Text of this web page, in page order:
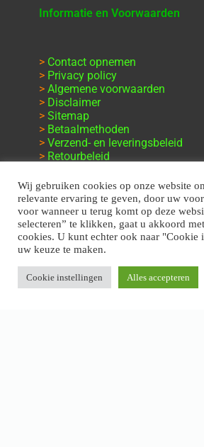
Informatie en Voorwaarden
> Contact opnemen
> Privacy policy
> Algemene voorwaarden
> Disclaimer
> Sitemap
> Betaalmethoden
> Verzend- en leveringsbeleid
> Retourbeleid
Wij gebruiken cookies op onze website
relevante ervaring te geven, door uw
voor wanneer u terug komt op deze
selecteren” te klikken, gaat u akkoord
cookies. U kunt echter ook naar "Cookie
uw keuze te maken.
Cookie instellingen Alles accepteren